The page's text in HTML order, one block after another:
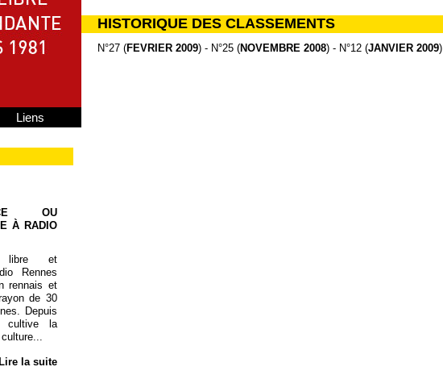
Liens
OU
À RADIO
libre et
Rennes
rennais et
de 30
Depuis
cultive la
la suite
HISTORIQUE DES CLASSEMENTS
N°27 (FEVRIER 2009) - N°25 (NOVEMBRE 2008) - N°12 (JANVIER 2009)